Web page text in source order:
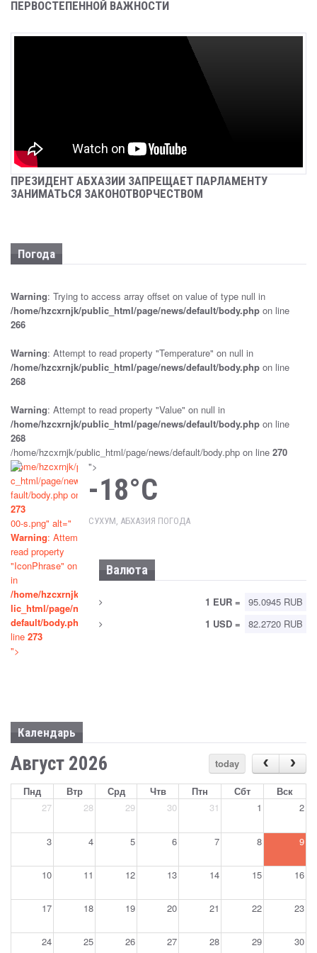
В С. АНХУА СОТРУДНИКИ МИЛИЦИИ ИЗЪЯЛИ
ОГНЕСТРЕЛЬНОЕ ОРУЖИЕ И КОРНИ
НАРКОСОДЕРЖАЩИХ РАСТЕНИЙ
КУДЖЕВА НАЗВАЛИ В СЕЛЕ ЧЛОУ
Sep 25, 2024 Новости
ЧТЕНИИ ЗАКОНОПРОЕКТ «О ВНЕСЕНИИ
ИЗМЕНЕНИЙ В КОНСТИТУЦИОННЫЙ ЗАКОН
Sep 25, 2024 Новости
ДБАР
Sep 25, 2024 Новости
ПАРЛАМЕНТ РАТИФИЦИРОВАЛ РОССИЙСКО-
АБХАЗСКОЕ СОГЛАШЕНИЕ О ВЗАИМНОМ
ПРИЗНАНИИ СУДЕБНЫХ РЕШЕНИЙ
Sep 25, 2024
«СОГЛАШЕНИЯ, В КОТОРЫХ ВСЕ
ПРЕФЕРЕНЦИИ ПРЕДОСТАВЛЕНЫ ОДНОЙ
ПЕРВОСТЕПЕННОЙ ВАЖНОСТИ
ПРЕЗИДЕНТ АБХАЗИИ ЗАПРЕЩАЕТ ПАРЛАМЕНТУ
ЗАНИМАТЬСЯ ЗАКОНОТВОРЧЕСТВОМ
Погода
Warning: Trying to access array offset on value of type null in
/home/hzcxrnjk/public_html/page/news/default/body.php on line
266
Warning: Attempt to read property "Temperature" on null in
/home/hzcxrnjk/public_html/page/news/default/body.php on line
268
Warning: Attempt to read property "Value" on null in
/home/hzcxrnjk/public_html/page/news/default/body.php on line
268
/home/hzcxrnjk/public_html/page/news/default/body.php on line 270
">
/home/hzcxrnjk/publi
c_html/page/news/de
fault/body.php on line
273
00-s.png" alt="
Warning: Attempt to
read property
"IconPhrase" on null
in
/home/hzcxrnjk/pub
lic_html/page/news/
default/body.php
line 273
">
-18°C
СУХУМ, АБХАЗИЯ ПОГОДА
Валюта
95.0945 RUB
1 EUR =
82.2720 RUB
1 USD =
Календарь
Август 2026 today
Пнд Втр Срд Чтв Птн Сбт
Вск
27
28 29 30 31 1 2
3 4 5 6 7 8 9
10 11 12 13 14 15 16
17 18 19 20 21 22 23
24 25 26 27 28 29 30